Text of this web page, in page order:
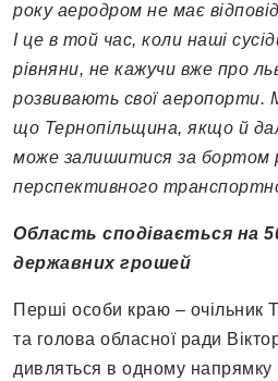
року аеродром не має
І це в той час, коли наші
рівняни, не кажучи вже про
розвивають свої
що Тернопільщина, якщо й
може залишитися за бортом
перспективного
Область сподівається на
державних грошей
Перші особи краю –
та голова обласної ради
дивляться в одному напрямку